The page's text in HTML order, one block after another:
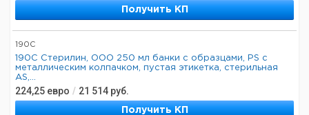
Получить КП
190C
190С Стерилин, ООО 250 мл банки с образцами, PS с
металлическим колпачком, пустая этикетка, стерильная
AS,...
224,25 евро / 21 514 руб.
Получить КП